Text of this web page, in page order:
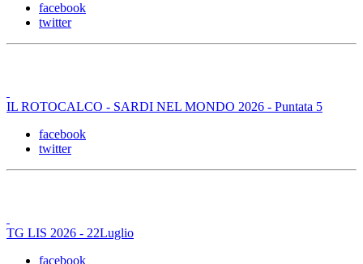
facebook
twitter
IL ROTOCALCO - SARDI NEL MONDO 2026 - Puntata 5
facebook
twitter
TG LIS 2026 - 22Luglio
facebook